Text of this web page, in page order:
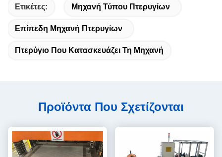
Ετικέτες: Μηχανή Τύπου Πτερυγίων
Επίπεδη Μηχανή Πτερυγίων
Πτερύγιο Που Κατασκευάζει Τη Μηχανή
Προϊόντα Που Σχετίζονται